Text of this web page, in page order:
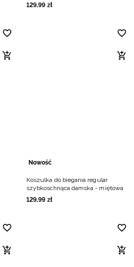
129,99 zł
Nowość
Koszulka do biegania regular
szybkoschnąca damska - miętowa
129,99 zł